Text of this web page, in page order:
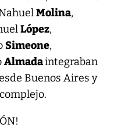
Molina,
López,
Simeone,
Almadaintegraban
Buenos Aires y